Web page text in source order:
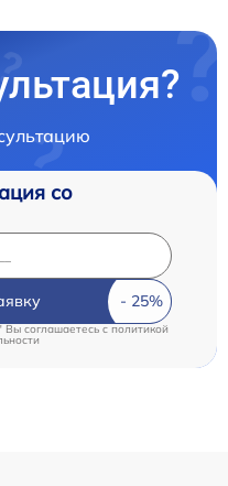
со
Вы соглашаетесь cполитикой